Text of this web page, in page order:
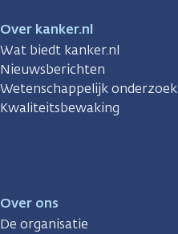
Over kanker.nl
Wat biedt kanker.nl
Nieuwsberichten
Wetenschappelijk onderzoek
Kwaliteitsbewaking
Over ons
De organisatie